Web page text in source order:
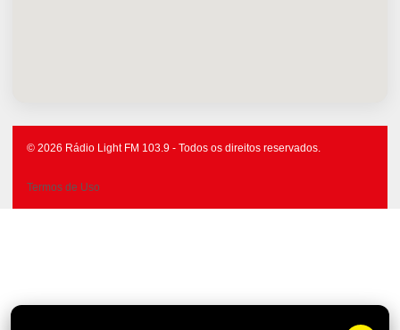
© 2026 Rádio Light FM 103.9 - Todos os direitos reservados.
Termos de Uso